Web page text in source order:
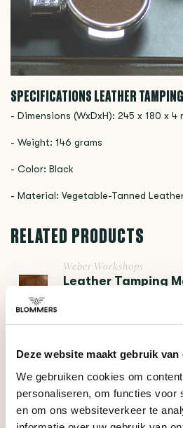
Deze website maakt gebruik van
We gebruiken cookies om
personaliseren, om functies voor
en om ons websiteverkeer te
SPECIFICATIONS LEATHER
- Dimensions (WxDxH): 245 x 180 x 4
- Weight: 146 grams
- Color: Black
- Material: Vegetable-Tanned
RELATED PRODUCTS
Weber Workshops
Leather Tamping
Blind Shaker
Weber Workshops